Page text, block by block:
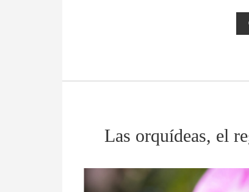
Las orquídeas, el